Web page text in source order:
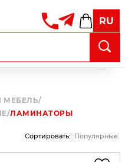
RU
МЕБЕЛЬ/
/ЛАМИНАТОРЫ
Сортировать: Популярные